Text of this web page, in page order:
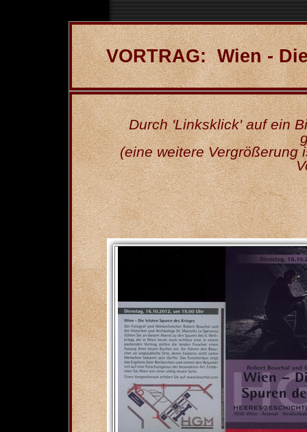
VORTRAG: Wien -
Durch 'Linksklick' auf ein
(eine weitere Vergrößerung